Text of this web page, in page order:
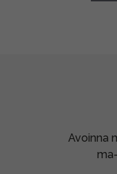
Avoinna